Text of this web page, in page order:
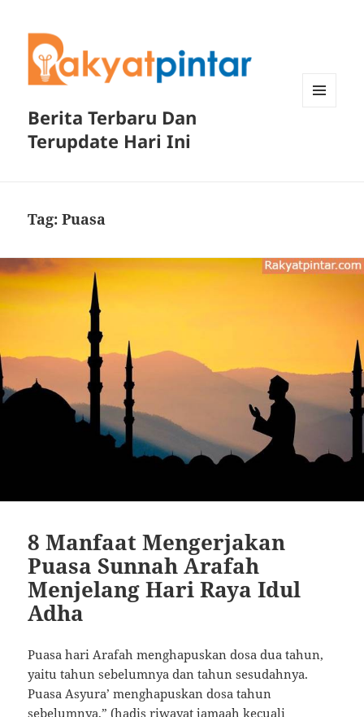
Berita Terbaru Dan
Terupdate Hari Ini
Tag:Puasa
8 Manfaat Mengerjakan
Puasa Sunnah Arafah
Menjelang Hari Raya Idul
Adha
Puasa hari Arafah menghapuskan dosa dua tahun,
yaitu tahun sebelumnya dan tahun sesudahnya.
Puasa Asyura’ menghapuskan dosa tahun
sebelumnya,” (hadis riwayat jamaah kecuali